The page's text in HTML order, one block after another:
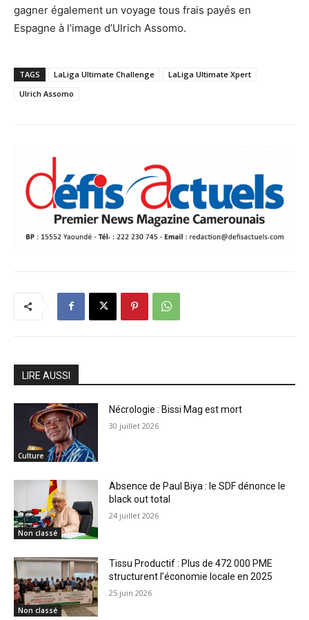
gagner également un voyage tous frais payés en
Espagne à l’image d’Ulrich Assomo.
TAGS LaLiga Ultimate Challenge
LaLiga Ultimate Xpert
Ulrich Assomo
LIRE AUSSI
Culture
Nécrologie : Bissi Mag est mort
30 juillet 2026
Non classé
Absence de Paul Biya : le SDF dénonce le
black out total
24 juillet 2026
Non classé
Tissu Productif : Plus de 472 000 PME
structurent l’économie locale en 2025
25 juin 2026